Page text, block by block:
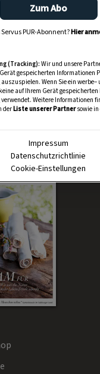
Zum Abo
PUR-Abonnent?Hier
(Tracking):Wir und unsere
gespeicherten Informationen
Wenn Sie ein werbe–
auf Ihrem Gerät
Weitere Informationen
derListe unserer Partnersowie in
Impressum
Datenschutzrichtlinie
Cookie-Einstellungen